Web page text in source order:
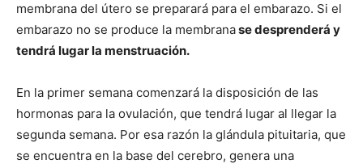
membrana del útero se preparará para el embarazo. Si el
embarazo no se produce la membranase desprenderá y
tendrá lugar la menstruación.
En la primer semana comenzará la disposición de las
hormonas para la ovulación, que tendrá lugar al llegar la
segunda semana. Por esa razón la glándula pituitaria, que
se encuentra en la base del cerebro, genera una